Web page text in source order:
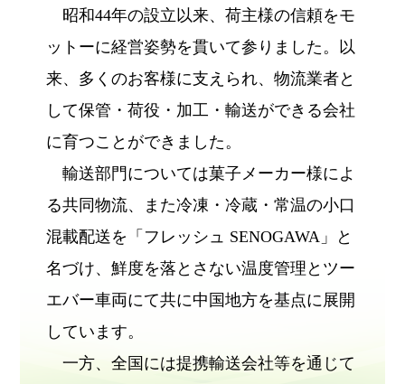
サイトマップ
昭和44年の設立以来、荷主様の信頼をモ
ットーに経営姿勢を貫いて参りました。以
来、多くのお客様に支えられ、物流業者と
して保管・荷役・加工・輸送ができる会社
に育つことができました。
輸送部門については菓子メーカー様によ
る共同物流、また冷凍・冷蔵・常温の小口
混載配送を「フレッシュ SENOGAWA」と
名づけ、鮮度を落とさない温度管理とツー
エバー車両にて共に中国地方を基点に展開
しています。
一方、全国には提携輸送会社等を通じて